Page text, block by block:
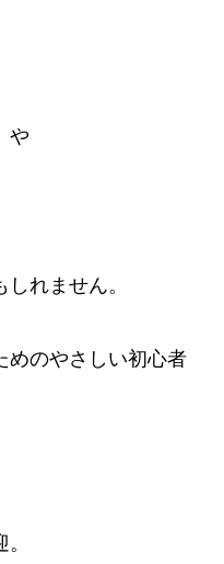
や
れません。
めのやさしい初心者